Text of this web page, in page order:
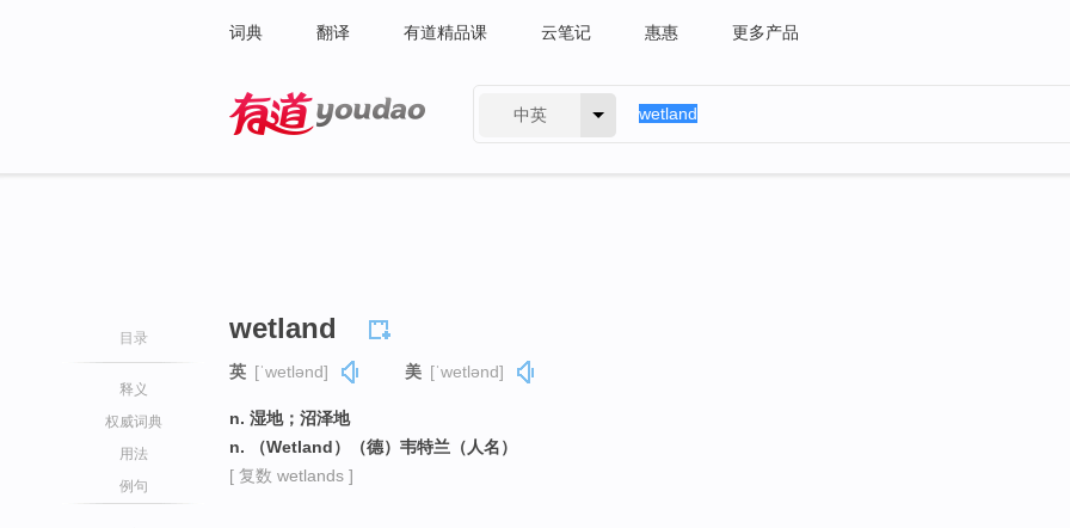
词典 翻译 有道精品课 云笔记 惠惠 更多产品
中英
目录
释义
权威词典
用法
例句
wetland
英 [ˈwetlənd] 美 [ˈwetlənd]
n. 湿地；沼泽地
n. （Wetland）（德）韦特兰（人名）
[ 复数 wetlands ]